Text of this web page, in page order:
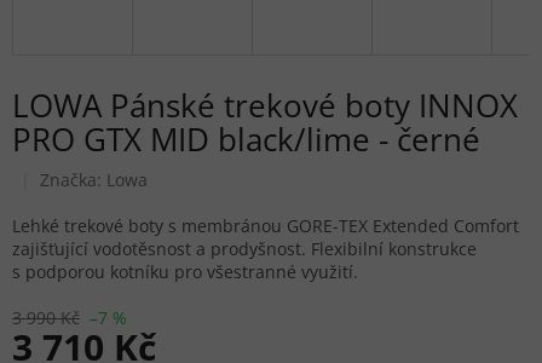
LOWA Pánské trekové boty INNOX
PRO GTX MID black/lime - černé
Značka: Lowa
3 990 Kč –7 %
3 710 Kč
Lehké trekové boty s membránou GORE-TEX Extended Comfort
zajišťující vodotěsnost a prodyšnost. Flexibilní konstrukce
s podporou kotníku pro všestranné využití.